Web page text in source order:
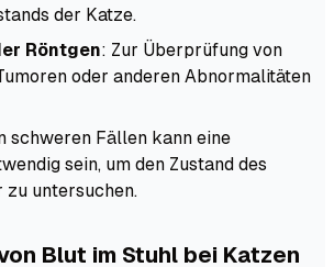
der Katze.
Röntgen: Zur Überprüfung von
oder anderen Abnormalitäten
schweren Fällen kann eine
sein, um den Zustand des
zu untersuchen.
Blut im Stuhl bei Katzen